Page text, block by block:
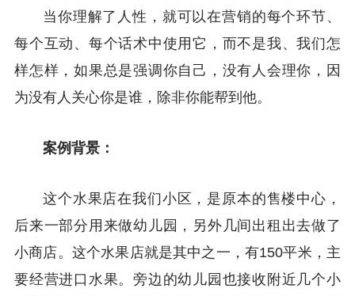
当你理解了人性，就可以在营销的每个环节、
每个互动、每个话术中使用它，而不是我、我们怎
样怎样，如果总是强调你自己，没有人会理你，因
为没有人关心你是谁，除非你能帮到他。
案例背景：
这个水果店在我们小区，是原本的售楼中心，
后来一部分用来做幼儿园，另外几间出租出去做了
小商店。这个水果店就是其中之一，有150平米，主
要经营进口水果。旁边的幼儿园也接收附近几个小